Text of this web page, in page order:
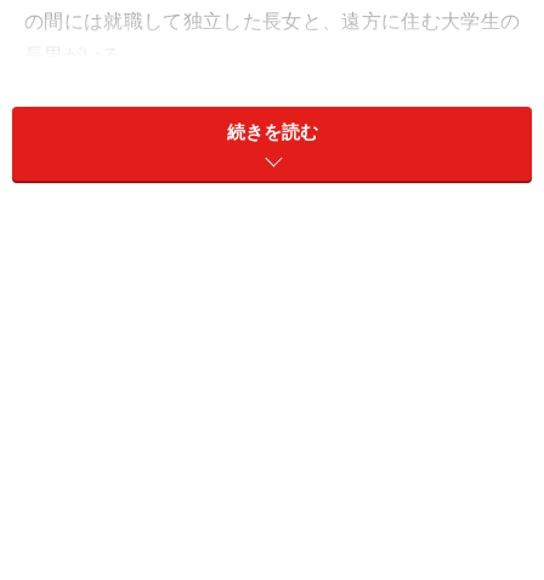
の間には就職して独立した長女と、遠方に住む大学生の
「急にふたりきりの生活になって、なかなか慣れません
でしたが、いろいろ話し合って、またふたりで楽しもう
ということになった。夫は昔の友だちに会いに行くよう
続きを読む